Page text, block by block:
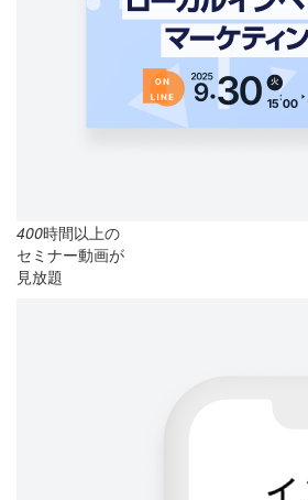
400時間以上の
セミナー動画が
見放題